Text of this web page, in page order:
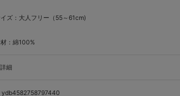
ズ：大人フリー（55～61cm)
：綿100%
細
ydb4582758797440